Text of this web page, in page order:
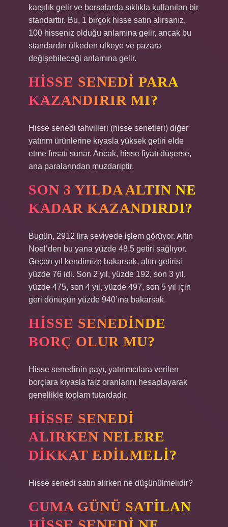
karşılık gelir ve borsalarda sıklıkla kullanılan bir
standarttır. Bu, 1 birçok hisse satın alırsanız,
100 hisseniz olduğu anlamına gelir, ancak bu
standardın ülkeden ülkeye ve pazara
değişebileceği anlamına gelir.
HISSE SENEDI PARA
KAZANDIRIR MI?
Hisse senedi tahvilleri (hisse senetleri) diğer
yatırım ürünlerine kıyasla yüksek getiri elde
etme fırsatı sunar. Ancak, hisse fiyatı düşerse,
ana paralarından muzdariptir.
SON 3 YILDA ALTIN NE
KADAR KAZANDIRDI?
Bugün, 2912 lira seviyede işlem görüyor. Altın
Noel’den bu yana yüzde 48,5 getiri sağlıyor.
Geçen yıl kendimize bakarsak, altın getirisi
yüzde 76 idi. Son 2 yıl, yüzde 192, son 3 yıl,
yüzde 475, son 4 yıl, yüzde 497, son 5 yıl için
geri dönüşün yüzde 940’ına bakarsak.
HISSE SENEDINDE
BORÇ OLUR MU?
Hisse senedinin payı, yatırımcılara verilen
borçlara kıyasla faiz oranlarını hesaplayarak
genellikle toplam tutardadır.
HISSE SENEDI
ALIRKEN NELERE
DIKKAT EDILMELI?
Hisse senedi satın alırken ne düşünülmelidir?
CUMA GÜNÜ SATILAN